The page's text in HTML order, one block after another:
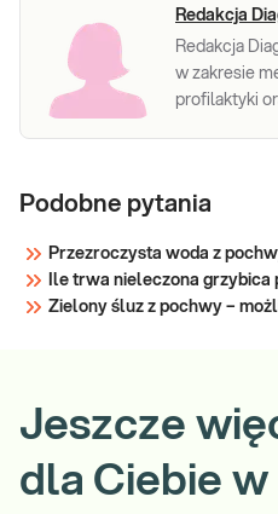
Redakcja
Redakcja
w zakresie
profilaktyki
Podobne pytania
Przezroczysta woda z
Ile trwa nieleczona grzybica
Zielony śluz z pochwy –
Jeszcze
dla Ciebie w